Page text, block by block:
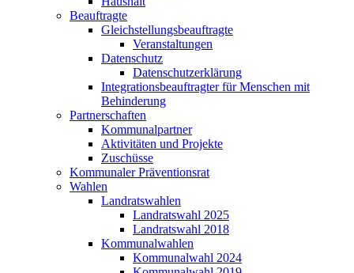
Beauftragte
Gleichstellungsbeauftragte
Veranstaltungen
Datenschutz
Datenschutzerklärung
Integrationsbeauftragter für Menschen mit
Behinderung
Partnerschaften
Kommunalpartner
Aktivitäten und Projekte
Zuschüsse
Kommunaler Präventionsrat
Wahlen
Landratswahlen
Landratswahl 2025
Landratswahl 2018
Kommunalwahlen
Kommunalwahl 2024